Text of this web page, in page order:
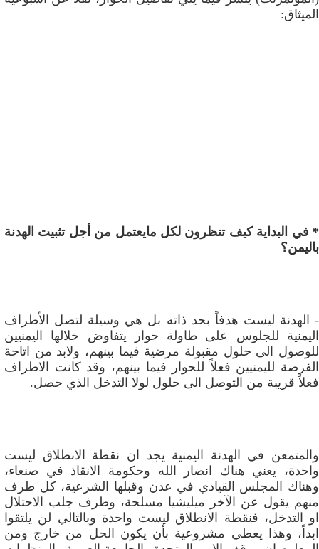
الميثاق:
* في البداية كيف تنظرون لكل مايعتمل من أجل تثبيت الهدنة
باليمن؟
- الهدنة ليست هدفاً بحد ذاته بل هي وسيلة لتصل الأطراف
اليمنية للجلوس على طاولة حوار يتفاوض خلالها اليمنيين
للوصول الى حلول مقبولة مرضية فيما بينهم، ولابد من اتاحة
الفرصة لليمنيين فعلاً للحوار فيما بينهم، وقد كانت الاطراف
فعلاً قريبة من التوصل الى حلول لولا التدخل الذي حصل.
والمتمعن في الهدنة اليمنية يجد ان نقطة الانطلاق ليست
واحدة، يعني هناك انصار الله وحكومة الانقاذ في صنعاء،
وهناك المجلس القيادي في عدن وقبلها الشرعية، كل طرف
منهم يقول عن الآخر ميليشيا مسلحة، وطرف جلب الاحتلال
او التدخل، فنقطة الانطلاق ليست واحدة وبالتالي لن يلتقوا
ابداً، وهذا يعطي مشروعية بأن يكون الحل من خارج ومن